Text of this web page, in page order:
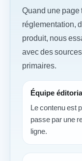
Quand une page
réglementation,
produit, nous
avec des
primaires.
Équipe
Le contenu est
passe par une
ligne.